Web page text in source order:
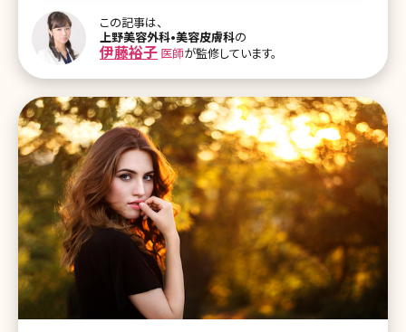
描いてと言うと、シミではなくシワを描くことが多いことからもパッと
みて年齢を感じてしまう部分だということがお分かりいただけるかと
思います。ある調査で自分と友人の顔で、気になるポイントを考えた
結果では1位はどちらもたるみなのですが、自分で気になる2位はシ
ミで、友人の顔で気になるポイント2位はシワだったのです。※1 著者
この記事は、
上野美容外科•美容皮膚科の
伊藤裕子 医師が監修しています。